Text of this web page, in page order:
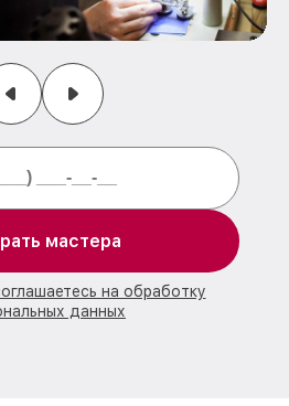
мастера
на обработку
данных